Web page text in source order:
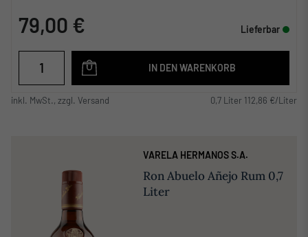
79,00 € Lieferbar
IN DEN WARENKORB
inkl. MwSt., zzgl. Versand 0,7 Liter 112,86 €/Liter
VARELA HERMANOS S.A.
Ron Abuelo Añejo Rum 0,7
Liter